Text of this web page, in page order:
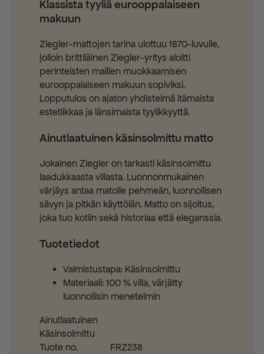
Klassista tyyliä eurooppalaiseen
makuun
Ziegler-mattojen tarina ulottuu 1870-luvulle,
jolloin brittiläinen Ziegler-yritys aloitti
perinteisten mallien muokkaamisen
eurooppalaiseen makuun sopiviksi.
Lopputulos on ajaton yhdistelmä itämaista
estetiikkaa ja länsimaista tyylikkyyttä.
Ainutlaatuinen käsinsolmittu matto
Jokainen Ziegler on tarkasti käsinsolmittu
laadukkaasta villasta. Luonnonmukainen
värjäys antaa matolle pehmeän, luonnollisen
sävyn ja pitkän käyttöiän. Matto on sijoitus,
joka tuo kotiin sekä historiaa että eleganssia.
Tuotetiedot
Valmistustapa: Käsinsolmittu
Materiaali: 100 % villa, värjätty
luonnollisin menetelmin
Ainutlaatuinen
Käsinsolmittu
Tuote no.
FRZ238